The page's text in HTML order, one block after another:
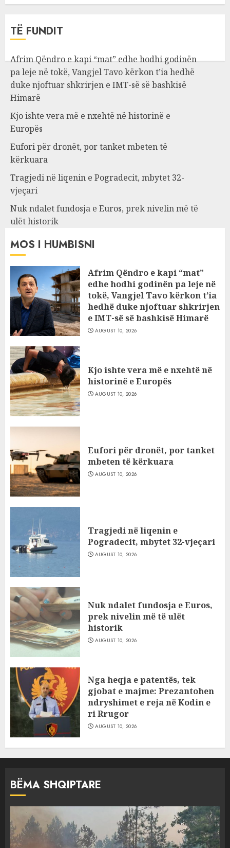
TË FUNDIT
Afrim Qëndro e kapi “mat” edhe hodhi godinën
pa leje në tokë, Vangjel Tavo kërkon t’ia hedhë
duke njoftuar shkrirjen e IMT-së së bashkisë
Himarë
Kjo ishte vera më e nxehtë në historinë e
Europës
Eufori për dronët, por tanket mbeten të
kërkuara
Tragjedi në liqenin e Pogradecit, mbytet 32-
vjeçari
Nuk ndalet fundosja e Euros, prek nivelin më të
ulët historik
MOS I HUMBISNI
Afrim Qëndro e kapi “mat”
edhe hodhi godinën pa leje në
tokë, Vangjel Tavo kërkon t’ia
hedhë duke njoftuar shkrirjen
e IMT-së së bashkisë Himarë
AUGUST 10, 2026
Kjo ishte vera më e nxehtë në
historinë e Europës
AUGUST 10, 2026
Eufori për dronët, por tanket
mbeten të kërkuara
AUGUST 10, 2026
Tragjedi në liqenin e
Pogradecit, mbytet 32-vjeçari
AUGUST 10, 2026
Nuk ndalet fundosja e Euros,
prek nivelin më të ulët
historik
AUGUST 10, 2026
Nga heqja e patentës, tek
gjobat e majme: Prezantohen
ndryshimet e reja në Kodin e
ri Rrugor
AUGUST 10, 2026
BËMA SHQIPTARE